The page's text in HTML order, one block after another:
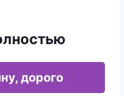
дорого